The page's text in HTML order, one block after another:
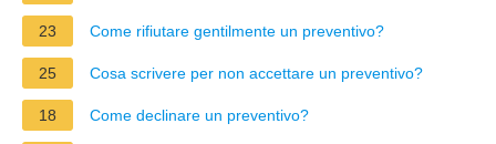
23 Come rifiutare gentilmente un preventivo?
25 Cosa scrivere per non accettare un preventivo?
18 Come declinare un preventivo?